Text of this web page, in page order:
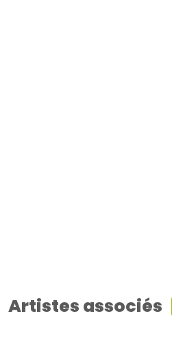
Artistes associés